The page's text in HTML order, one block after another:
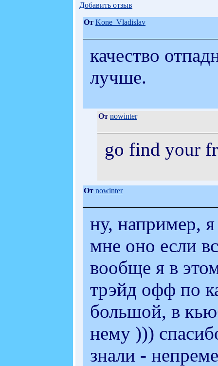
Добавить отзыв
От Kone_Vladislav
качество
лучше.
От nowinter
go find your
От nowinter
ну, например,
мне оно если
вообще я в
трэйд офф по
большой, в
нему )))
знали -